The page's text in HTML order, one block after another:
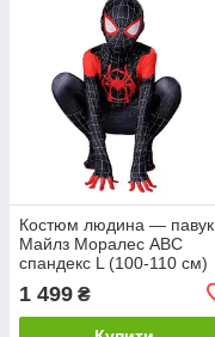
Костюм людина — павук
Майлз Моралес ABC
спандекс L (100-110 см)
1 499 ₴